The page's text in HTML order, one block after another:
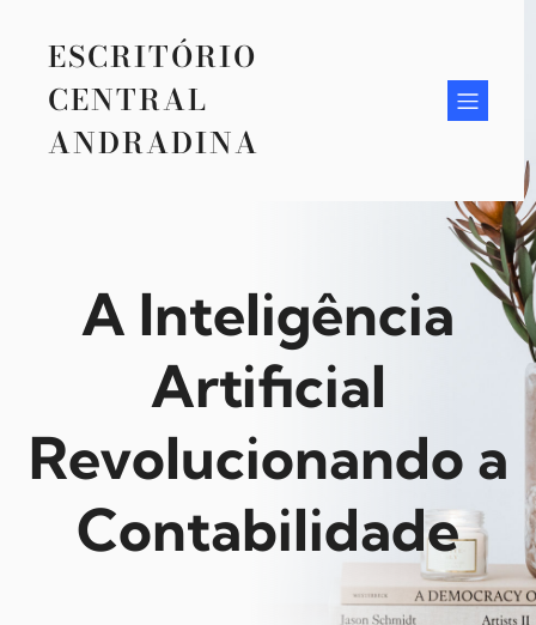
conteúdoESCRITÓRIO
CENTRAL
ANDRADINA
A Inteligência
Artificial
Revolucionando a
Contabilidade